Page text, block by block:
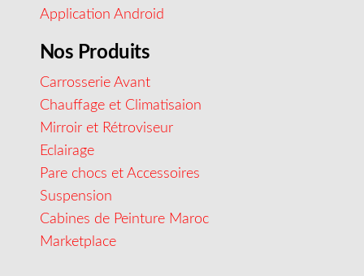
Application Android
Nos Produits
Carrosserie Avant
Chauffage et Climatisaion
Mirroir et Rétroviseur
Eclairage
Pare chocs et Accessoires
Suspension
Cabines de Peinture Maroc
Marketplace